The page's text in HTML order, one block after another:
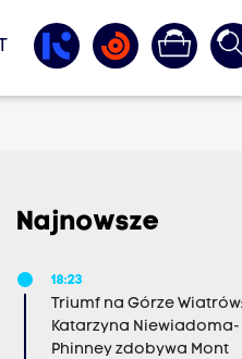
Najnowsze
18:23
Triumf na Górze Wiatrów:
Katarzyna Niewiadoma-
Phinney zdobywa Mont